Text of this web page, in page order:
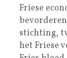
Friese
stichting,
het Friese